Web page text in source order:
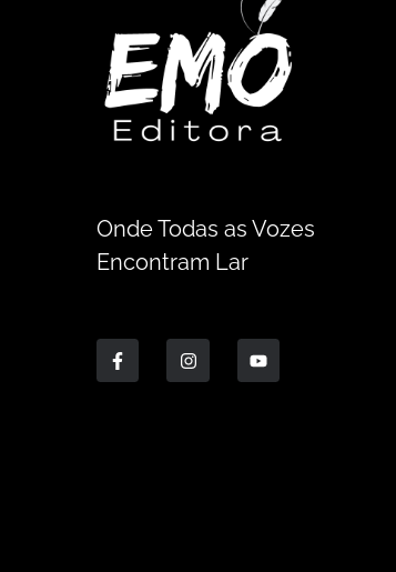
Onde Todas as Vozes
Encontram Lar